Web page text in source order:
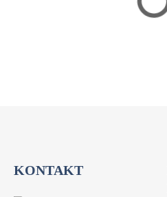
KONTAKT